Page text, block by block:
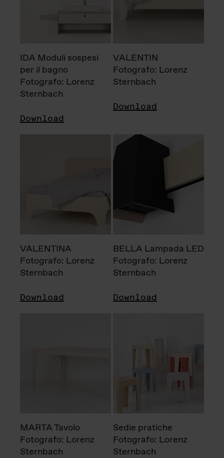
IDA Moduli sospesi
per il bagno
Fotografo: Lorenz
Sternbach
Download
VALENTIN
Fotografo: Lorenz
Sternbach
Download
VALENTINA
Fotografo: Lorenz
Sternbach
Download
BELLA Lampada LED
Fotografo: Lorenz
Sternbach
Download
MARTA Tavolo
Fotografo: Lorenz
Sternbach
Sedie pratiche
Fotografo: Lorenz
Sternbach